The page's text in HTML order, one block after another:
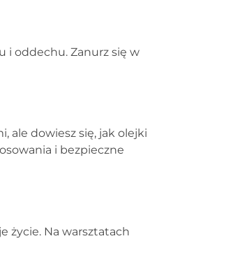
i oddechu. Zanurz się w
ale dowiesz się, jak olejki
i bezpieczne
życie. Na warsztatach